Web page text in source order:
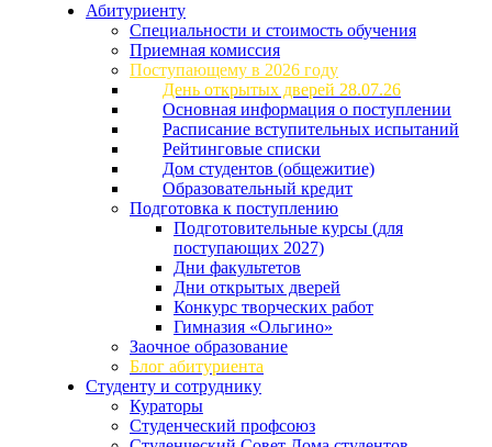
Абитуриенту
Специальности и стоимость обучения
Приемная комиссия
Поступающему в 2026 году
День открытых дверей 28.07.26
Основная информация о поступлении
Расписание вступительных испытаний
Рейтинговые списки
Дом студентов (общежитие)
Образовательный кредит
Подготовка к поступлению
Подготовительные курсы (для
поступающих 2027)
Дни факультетов
Дни открытых дверей
Конкурс творческих работ
Гимназия «Ольгино»
Заочное образование
Блог абитуриента
Студенту и сотруднику
Кураторы
Студенческий профсоюз